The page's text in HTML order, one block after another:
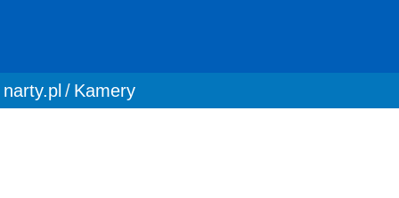
You are here:
narty.pl Kamery